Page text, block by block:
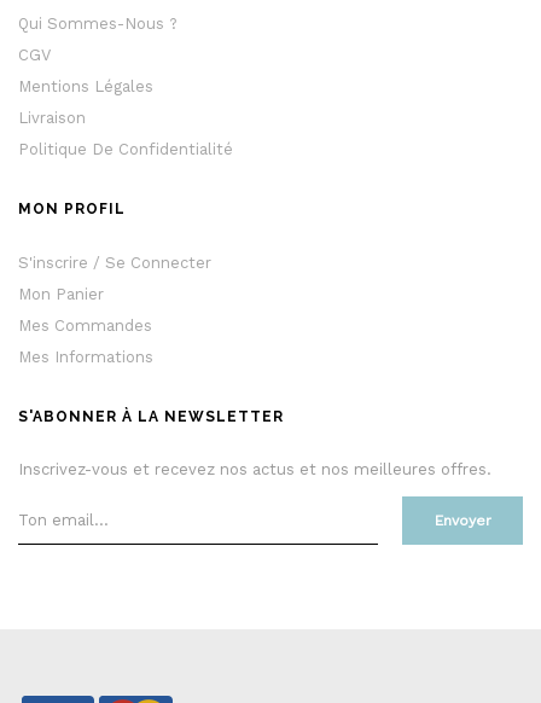
Qui Sommes-Nous ?
CGV
Mentions Légales
Livraison
Politique De Confidentialité
MON PROFIL
S'inscrire / Se Connecter
Mon Panier
Mes Commandes
Mes Informations
S'ABONNER À LA NEWSLETTER
Inscrivez-vous et recevez nos actus et nos meilleures offres.
Envoyer